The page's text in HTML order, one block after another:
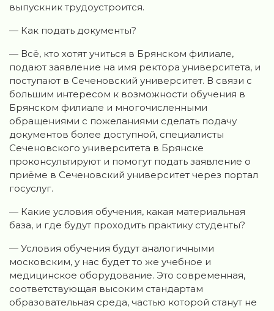
выпускник трудоустроится.
— Как подать документы?
— Всё, кто хотят учиться в Брянском филиале,
подают заявление на имя ректора университета, и
поступают в Сеченовский университет. В связи с
большим интересом к возможности обучения в
Брянском филиале и многочисленными
обращениями с пожеланиями сделать подачу
документов более доступной, специалисты
Сеченовского университета в Брянске
проконсультируют и помогут подать заявление о
приёме в Сеченовский университет через портал
госуслуг.
— Какие условия обучения, какая материальная
база, и где будут проходить практику студенты?
— Условия обучения будут аналогичными
московским, у нас будет то же учебное и
медицинское оборудование. Это современная,
соответствующая высоким стандартам
образовательная среда, частью которой станут не